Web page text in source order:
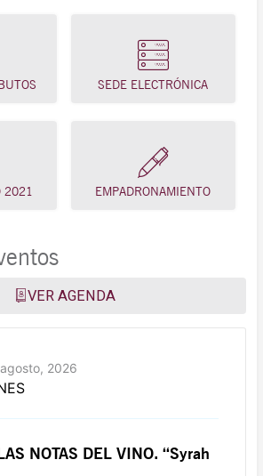
SEDE ELECTRÓNICA
2021 EMPADRONAMIENTO
VER AGENDA
agosto, 2026
NOTAS DEL VINO. “Syrah